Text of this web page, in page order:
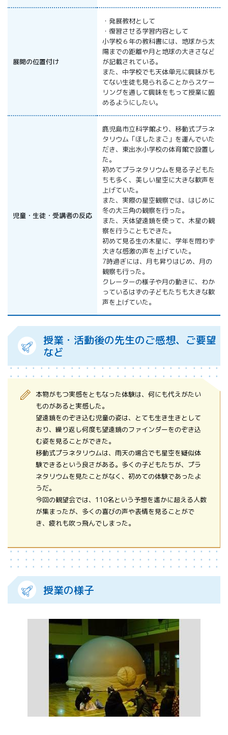
展開の位置付け
・発展教材として
・復習させる学習内容として
小学校６年の教科書には、地球から太
陽までの距離や月と地球の大きさなど
が記載されている。
また、中学校でも天体単元に興味がも
てない生徒も見られることからスケー
リングを通して興味をもって授業に臨
めるようにしたい。
児童・生徒・受講者の反応
鹿児島市立科学館より、移動式プラネ
タリウム「ほしたまご」を運んでいた
だき、東出水小学校の体育館で設置し
た。
初めてプラネタリウムを見る子どもた
ちも多く、美しい星空に大きな歓声を
上げていた。
また、実際の星空観察では、はじめに
冬の大三角の観察を行った。
また、天体望遠鏡を使って、木星の観
察を行うこともできた。
初めて見る生の木星に、学年を問わず
大きな感激の声を上げていた。
7時過ぎには、月も昇りはじめ、月の
観察も行った。
クレーターの様子や月の動きに、わか
っているはずの子どもたちも大きな歓
声を上げていた。
授業・活動後の先生のご感想、ご要望
など
本物がもつ実感をともなった体験は、何にも代えがたい
ものがあると実感した。
望遠鏡をのぞき込む児童の姿は、とても生き生きとして
おり、繰り返し何度も望遠鏡のファインダーをのぞき込
む姿を見ることができた。
移動式プラネタリウムは、雨天の場合でも星空を疑似体
験できるという良さがある。多くの子どもたちが、プラ
ネタリウムを見たことがなく、初めての体験であったよ
うだ。
今回の観望会では、110名という予想を遙かに超える人数
が集まったが、多くの喜びの声や表情を見ることがで
き、疲れも吹っ飛んでしまった。
授業の様子